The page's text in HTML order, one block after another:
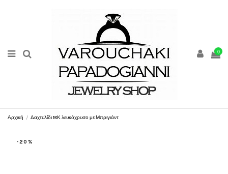
0
Αρχική Δαχτυλίδι 18Κ λευκόχρυσο με Μπριγιάντ
-20%